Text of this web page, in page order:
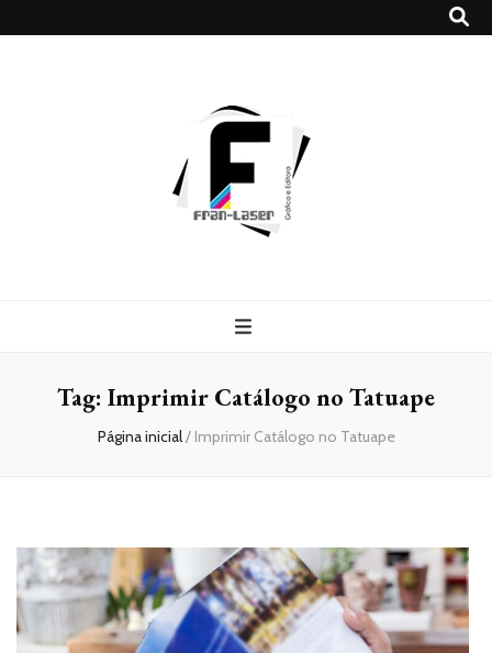
Tag: Imprimir Catálogo no Tatuape
Página inicial/ Imprimir Catálogo no Tatuape